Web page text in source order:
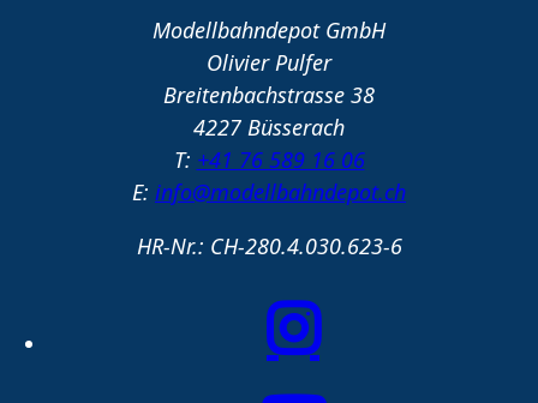
Modellbahndepot GmbH
Olivier Pulfer
Breitenbachstrasse 38
4227 Büsserach
T: +41 76 589 16 06
E: info@modellbahndepot.ch
HR-Nr.: CH-280.4.030.623-6